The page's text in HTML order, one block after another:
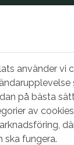
Uppdatera
min
använder vi
på bästa
av
ska fungera.